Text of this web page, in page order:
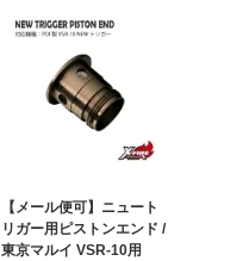
【メール便可】ニュート
リガー用ピストンエンド /
東京マルイ VSR-10用